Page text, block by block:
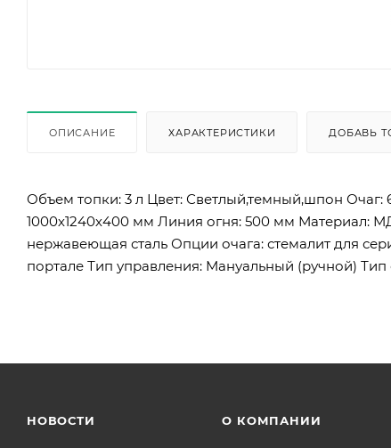
ОПИСАНИЕ ХАРАКТЕРИСТИКИ ДОБАВЬ
Объем топки: 3 л Цвет: Светлый,темный,шпон
1000х1240х400 мм Линия огня: 500 мм Материал:
нержавеющая сталь Опции очага: стемалит для
портале Тип управления: Мануальный (ручной)
НОВОСТИ О КОМПАНИИ